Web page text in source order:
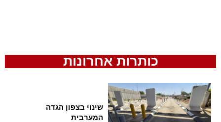
כותרות אחרונות
שינוי בצפון הגדה
המערבית